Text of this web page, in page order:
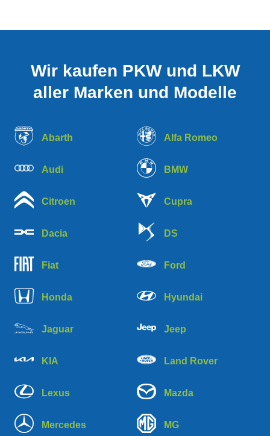
Wir kaufen PKW und LKW
aller Marken und Modelle
Abarth Alfa Romeo
Audi BMW
Citroen Cupra
Dacia DS
Fiat Ford
Honda Hyundai
Jaguar Jeep
KIA Land Rover
Lexus Mazda
Mercedes MG